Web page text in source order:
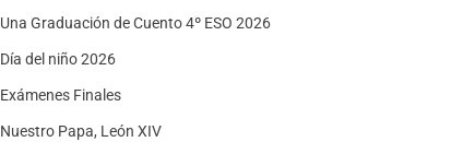
Una Graduación de Cuento 4º ESO 2026
Día del niño 2026
Exámenes Finales
Nuestro Papa, León XIV